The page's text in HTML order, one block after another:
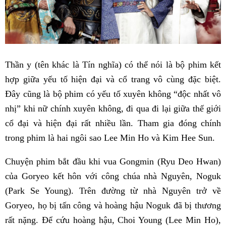
Thần y (tên khác là Tín nghĩa) có thể nói là bộ phim kết
hợp giữa yếu tố hiện đại và cổ trang vô cùng đặc biệt.
Đây cũng là bộ phim có yếu tố xuyên không “độc nhất vô
nhị” khi nữ chính xuyên không, đi qua đi lại giữa thế giới
cổ đại và hiện đại rất nhiều lần. Tham gia đóng chính
trong phim là hai ngôi sao Lee Min Ho và Kim Hee Sun.
Chuyện phim bắt đầu khi vua Gongmin (Ryu Deo Hwan)
của Goryeo kết hôn với công chúa nhà Nguyên, Noguk
(Park Se Young). Trên đường từ nhà Nguyên trở về
Goryeo, họ bị tấn công và hoàng hậu Noguk đã bị thương
rất nặng. Để cứu hoàng hậu, Choi Young (Lee Min Ho),